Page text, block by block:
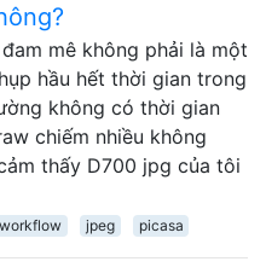
mê không phải là một
hầu hết thời gian trong
không có thời gian
chiếm nhiều không
thấy D700 jpg của tôi
workflow jpeg picasa